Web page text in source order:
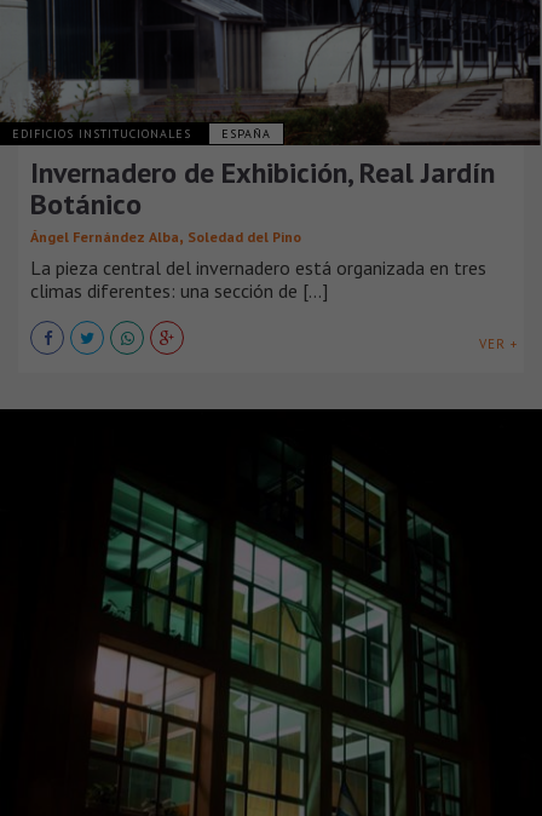
EDIFICIOS INSTITUCIONALES ESPAÑA
Invernadero de Exhibición, Real Jardín
Botánico
Ángel Fernández Alba, Soledad del Pino
La pieza central del invernadero está organizada en tres
climas diferentes: una sección de [...]
VER +